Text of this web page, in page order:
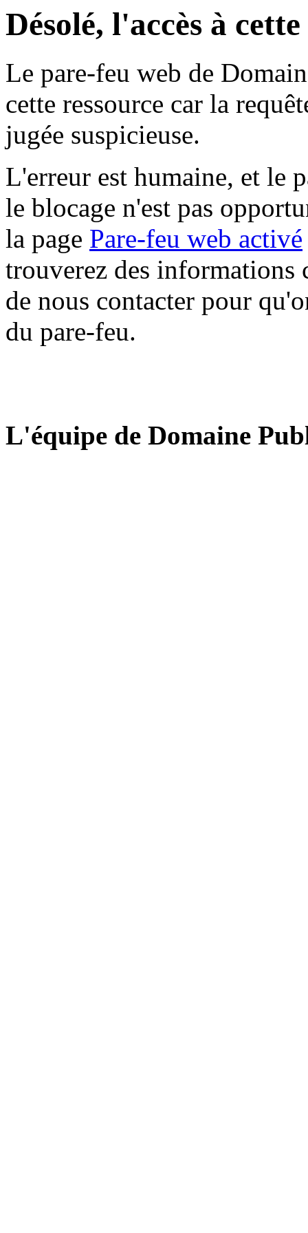
Désolé, l'accès à
Le pare-feu web de
cette ressource car la
jugée suspicieuse.
L'erreur est humaine, et le
le blocage n'est pas
la page Pare-feu web activé
trouverez des informations
de nous contacter pour
du pare-feu.
L'équipe de Domaine